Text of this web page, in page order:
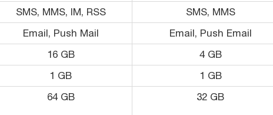
SMS, MMS, IM, RSS
SMS, MMS
Email, Push Mail
Email, Push Email
16 GB
4 GB
1 GB
1 GB
64 GB 32 GB